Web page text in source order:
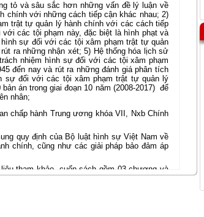
tỏ và sâu sắc hơn những vấn đề lý luận về
chính với những cách tiếp cận khác nhau; 2)
trật tự quản lý hành chính với các cách tiếp
các tội phạm này, đặc biệt là hình phạt và
sự đối với các tội xâm phạm trật tự quản
ra những nhận xét; 5) Hệ thống hóa lịch sử
nhiệm hình sự đối với các tội xâm phạm
đến nay và rút ra những đánh giá phân tích
sự đối với các tội xâm phạm trật tự quản lý
án trong giai đoạn 10 năm (2008-2017) để
nhân;
chấp hành Trung ương khóa VII, Nxb Chính
quy định của Bộ luật hình sự Việt Nam về
chính, cũng như các giải pháp bảo đảm áp
tham khảo, cuốn sách gồm 03 chương và
với các tội xâm phạm trật tự quản lý hành